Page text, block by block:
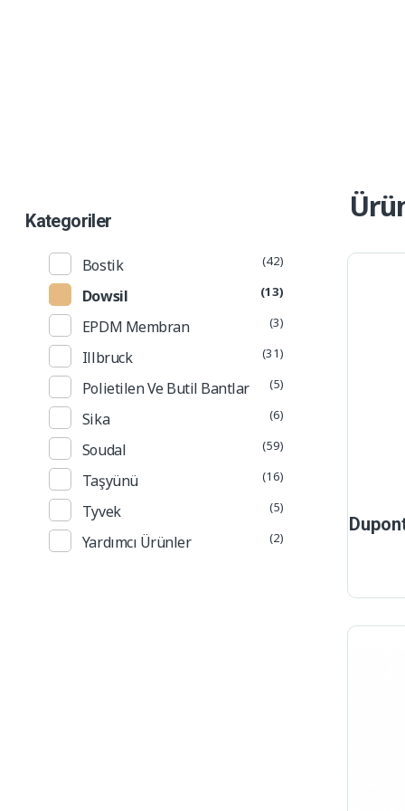
Kategoriler
Bostik (42)
Dowsil (13)
EPDM Membran (3)
Illbruck (31)
Polietilen Ve Butil Bantlar (5)
Sika (6)
Soudal (59)
Taşyünü (16)
Tyvek (5)
Yardımcı Ürünler (2)